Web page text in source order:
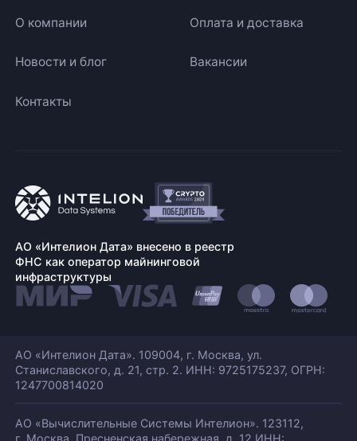
О компании Оплата и доставка
Новости и блог Вакансии
Контакты
АО «Интелион Дата» внесено в реестр
ФНС как оператор майнинговой
инфраструктуры
АО «Интелион Дата». 109004, г. Москва, ул.
Станиславского, д. 21, стр. 2. ИНН: 9725175237, ОГРН:
1247700814020
АО «Вычислительные Системы Интелион». 123112,
г. Москва, Пресненская набережная, д. 12 ИНН: